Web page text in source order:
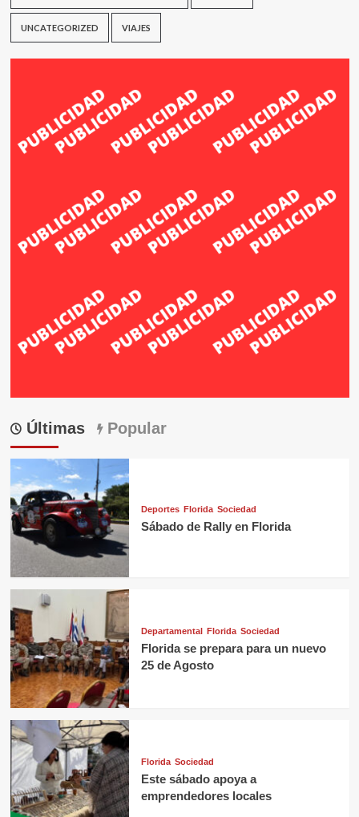
UNCATEGORIZED VIAJES
Últimas Popular
Deportes Florida Sociedad
Sábado de Rally en Florida
Departamental Florida Sociedad
Florida se prepara para un nuevo
25 de Agosto
Florida Sociedad
Este sábado apoya a
emprendedores locales